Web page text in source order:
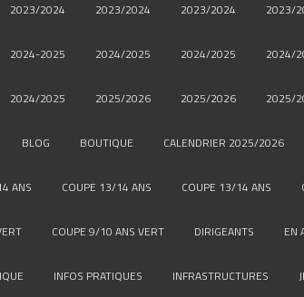
2023/2024 2023/2024 2023/2024 2023/
2024-2025 2024/2025 2024/2025 2024/
2024/2025 2025/2026 2025/2026 2025/
BLOG BOUTIQUE CALENDRIER 2025/2026
ANS COUPE 13/14 ANS COUPE 13/14 ANS
COUPE 9/10 ANS VERT DIRIGEANTS EN
INFOS PRATIQUES INFRASTRUCTURES